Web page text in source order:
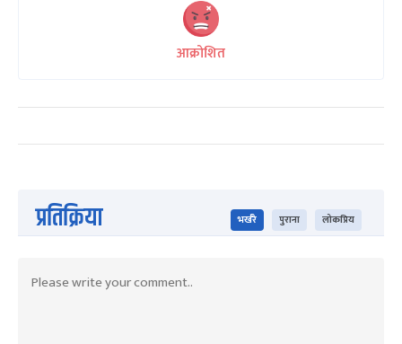
आक्रोशित
प्रतिक्रिया भर्खरै पुराना लोकप्रिय